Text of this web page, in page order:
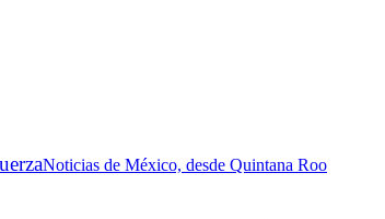
Noticias de México, desde Quintana Roo